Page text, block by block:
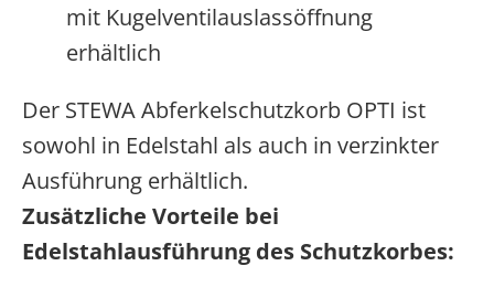
mit Kugelventilauslassöffnung
erhältlich
Der STEWA Abferkelschutzkorb OPTI ist
sowohl in Edelstahl als auch in verzinkter
Ausführung erhältlich.
Zusätzliche Vorteile bei
Edelstahlausführung des Schutzkorbes: